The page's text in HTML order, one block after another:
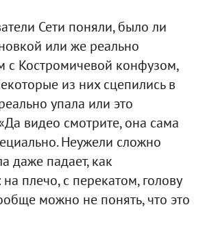
Сети поняли, было ли
или же реально
Костромичевой конфузом,
из них сцепились в
упала или это
видео смотрите, она сама
Неужели сложно
даже падает, как
плечо, с перекатом, голову
можно не понять, что это